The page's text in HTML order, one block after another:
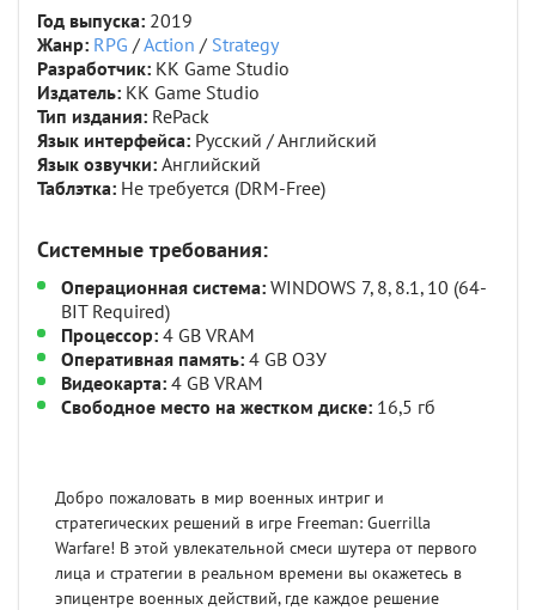
Год выпуска: 2019
Жанр: RPG /Action / Strategy
Разработчик: KK Game Studio
Издатель: KK Game Studio
Тип издания: RePack
Язык интерфейса: Русский / Английский
Язык озвучки: Английский
Таблэтка: Не требуется (DRM-Free)
Системные требования:
Операционная система: WINDOWS 7, 8, 8.1, 10 (64-
BIT Required)
Процессор: 4 GB VRAM
Оперативная память: 4 GB ОЗУ
Видеокарта: 4 GB VRAM
Свободное место на жестком диске: 16,5 гб
Добро пожаловать в мир военных интриг и
стратегических решений в игре Freeman: Guerrilla
Warfare! В этой увлекательной смеси шутера от первого
лица и стратегии в реальном времени вы окажетесь в
эпицентре военных действий, где каждое решение